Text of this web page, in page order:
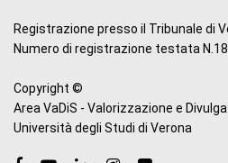
Registrazione presso il Tribunale di
Numero di registrazione testata
Copyright ©
Area VaDiS - Valorizzazione e
Università degli Studi di Verona